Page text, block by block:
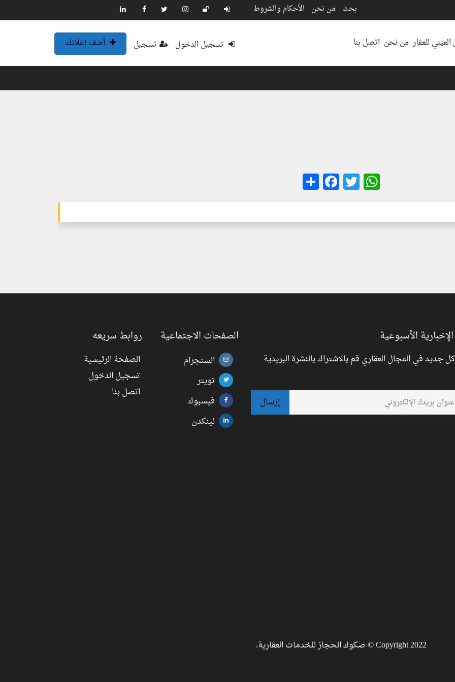
بحث من نحن الأحكام والشروط
للعقار من نحن اتصل بنا تسجيل الدخول تسجيل أضف إعلانك
WhatsApp
Twitter
Facebook
الأسبوعية
جديد في المجال العقاري قم بالاشتراك بالنشرة البريدية
الصفحات الاجتماعية
انستجرام
تويتر
فيسبوك
لينكدن
روابط سريعه
الصفحة الرئيسية
تسجيل الدخول
اتصل بنا
Copyright 2022 © صكوك الحجاز للخدمات العقارية.